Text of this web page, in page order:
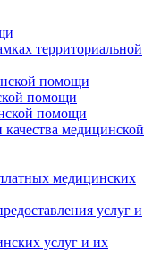
территориальной
помощи
помощи
помощи
медицинской
медицинских
услуг и
услуг и их